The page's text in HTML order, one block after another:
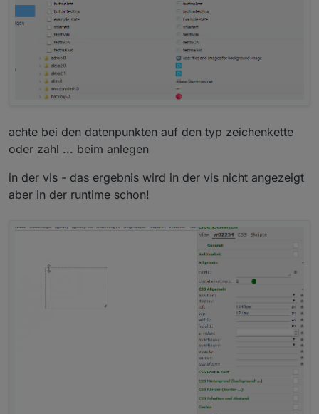
achte bei den datenpunkten auf den typ zeichenkette
oder zahl ... beim anlegen
in der vis - das ergebnis wird in der vis nicht angezeigt
aber in der runtime schon!